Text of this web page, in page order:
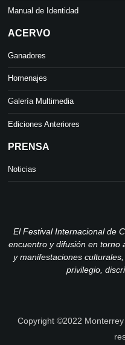
Manual de Identidad
ACERVO
Ganadores
Homenajes
Galería Multimedia
Ediciones Anteriores
PRENSA
Noticias
El Festival Internacional de
encuentro y difusión en torno
y manifestaciones
privilegio,
Copyright ©2022